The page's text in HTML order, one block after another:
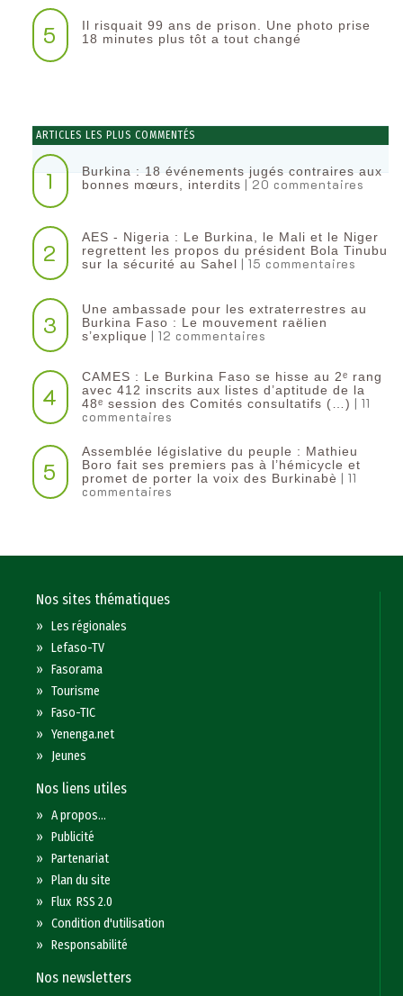
5
Il risquait 99 ans de prison. Une photo prise
18 minutes plus tôt a tout changé
ARTICLES LES PLUS COMMENTÉS
1
Burkina : 18 événements jugés contraires aux
bonnes mœurs, interdits | 20 commentaires
2
AES - Nigeria : Le Burkina, le Mali et le Niger
regrettent les propos du président Bola Tinubu
sur la sécurité au Sahel | 15 commentaires
3
Une ambassade pour les extraterrestres au
Burkina Faso : Le mouvement raëlien
s’explique | 12 commentaires
4
CAMES : Le Burkina Faso se hisse au 2ᵉ rang
avec 412 inscrits aux listes d’aptitude de la
48ᵉ session des Comités consultatifs (…) | 11
commentaires
5
Assemblée législative du peuple : Mathieu
Boro fait ses premiers pas à l’hémicycle et
promet de porter la voix des Burkinabè | 11
commentaires
Nos sites thématiques
»Les régionales
»Lefaso-TV
»Fasorama
»Tourisme
»Faso-TIC
»Yenenga.net
» Jeunes
Nos liens utiles
»A propos...
»Publicité
»Partenariat
»Plan du site
»Flux RSS 2.0
»Condition d'utilisation
»Responsabilité
Nos newsletters